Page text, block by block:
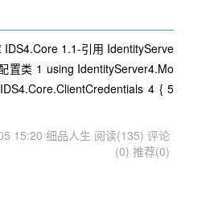
1.1-引用 IdentityServe
置类 1 using IdentityServer4.Mo
4 { 5
15:20 细品人生 阅读(135) 评论
(0) 推荐(0)